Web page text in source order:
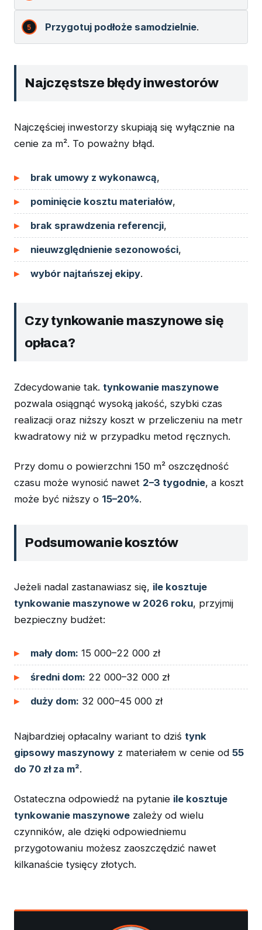
Przygotuj podłoże samodzielnie.
Najczęstsze błędy inwestorów
Najczęściej inwestorzy skupiają się wyłącznie na
cenie za m². To poważny błąd.
brak umowy z wykonawcą,
pominięcie kosztu materiałów,
brak sprawdzenia referencji,
nieuwzględnienie sezonowości,
wybór najtańszej ekipy.
Czy tynkowanie maszynowe się
opłaca?
Zdecydowanie tak. tynkowanie maszynowe
pozwala osiągnąć wysoką jakość, szybki czas
realizacji oraz niższy koszt w przeliczeniu na metr
kwadratowy niż w przypadku metod ręcznych.
Przy domu o powierzchni 150 m² oszczędność
czasu może wynosić nawet 2–3 tygodnie, a koszt
może być niższy o 15–20%.
Podsumowanie kosztów
Jeżeli nadal zastanawiasz się, ile kosztuje
tynkowanie maszynowe w 2026 roku, przyjmij
bezpieczny budżet:
mały dom: 15 000–22 000 zł
średni dom: 22 000–32 000 zł
duży dom: 32 000–45 000 zł
Najbardziej opłacalny wariant to dziś tynk
gipsowy maszynowy z materiałem w cenie od 55
do 70 zł za m².
Ostateczna odpowiedź na pytanie ile kosztuje
tynkowanie maszynowe zależy od wielu
czynników, ale dzięki odpowiedniemu
przygotowaniu możesz zaoszczędzić nawet
kilkanaście tysięcy złotych.